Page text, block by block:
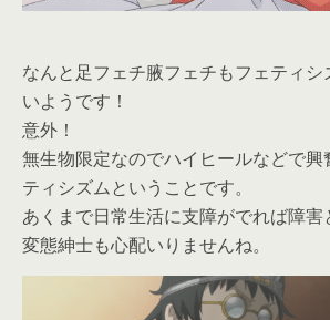
なんと足フェチ腋フェチもフェティ
いようです！
意外！
無生物限定なのでハイヒールなどで興
ティシズムということです。
あくまで日常生活に支障がでれば障
変態紳士も心配いりませんね。